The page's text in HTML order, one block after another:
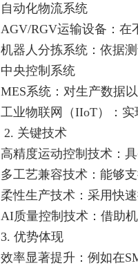
自动化物流系统
AGV/RGV运输设备：在
机器人分拣系统：依据
中央控制系统
MES系统：对生产数据
工业物联网（IIoT）：实
2. 关键技术
高精度运动控制技术：
多工艺兼容技术：能够
柔性生产技术：采用快
AI质量控制技术：借助
3. 优势体现
效率显著提升：例如在